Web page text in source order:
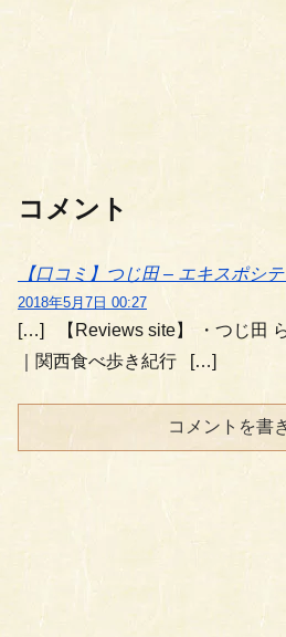
コメント
【口コミ】つじ田 – エキスポシ
2018年5月7日 00:27
[…] 【Reviews site】 ・つじ田
｜関西食べ歩き紀行 […]
コメントを書